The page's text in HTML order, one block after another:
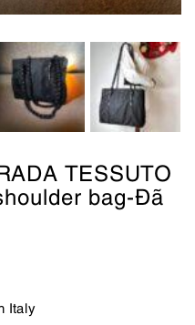
TESSUTO
bag-Đã
Italy